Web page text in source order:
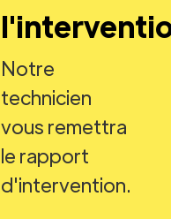
Notre
technicien
vous remettra
le rapport
d'intervention.